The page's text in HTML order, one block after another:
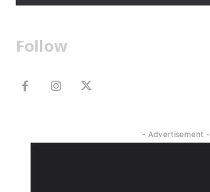
Follow
- Advertisement -